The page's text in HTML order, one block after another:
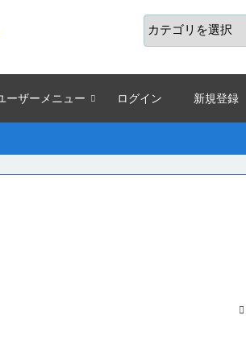
ーザーメニュー ログイン 新規登録